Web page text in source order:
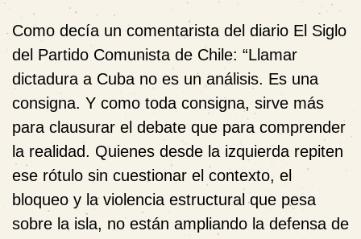
Como decía un comentarista del diario El Siglo
del Partido Comunista de Chile: “Llamar
dictadura a Cuba no es un análisis. Es una
consigna. Y como toda consigna, sirve más
para clausurar el debate que para comprender
la realidad. Quienes desde la izquierda repiten
ese rótulo sin cuestionar el contexto, el
bloqueo y la violencia estructural que pesa
sobre la isla, no están ampliando la defensa de